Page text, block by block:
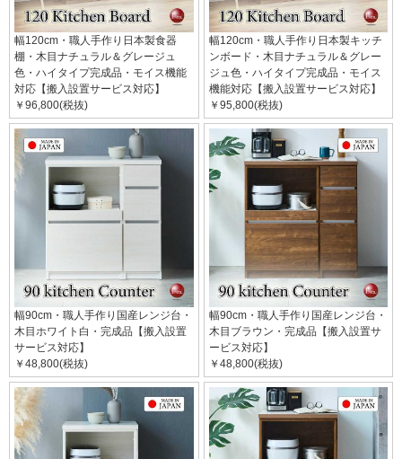
幅120cm・職人手作り日本製食器
棚・木目ナチュラル＆グレージュ
色・ハイタイプ完成品・モイス機能
対応【搬入設置サービス対応】
￥96,800(税抜)
幅120cm・職人手作り日本製キッチ
ンボード・木目ナチュラル＆グレー
ジュ色・ハイタイプ完成品・モイス
機能対応【搬入設置サービス対応】
￥95,800(税抜)
幅90cm・職人手作り国産レンジ台・
木目ホワイト白・完成品【搬入設置
サービス対応】
￥48,800(税抜)
幅90cm・職人手作り国産レンジ台・
木目ブラウン・完成品【搬入設置サ
ービス対応】
￥48,800(税抜)